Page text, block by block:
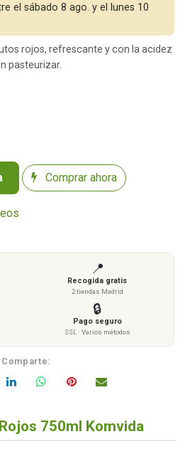
Comprar ahora
el sábado 8 ago. y el lunes 10
rojos, refrescante y con la acidez
pasteurizar.
📍
Recogida gratis
2 tiendas Madrid
🔒
Pago seguro
SSL · Varios métodos
Comparte:
750ml Komvida